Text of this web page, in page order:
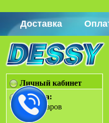
Доставка
Личный кабинет
Корзина:
Нет товаров